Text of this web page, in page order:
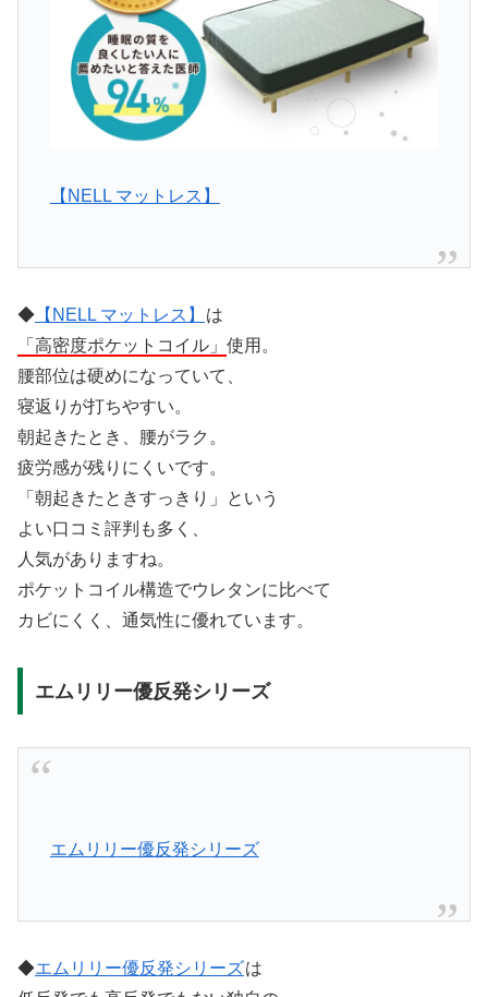
【NELL マットレス】
◆ 【NELL マットレス】
は
「高密度ポケットコイル」 使用。
腰部位は硬めになっていて、
寝返りが打ちやすい。
朝起きたとき、腰がラク。
疲労感が残りにくいです。
「朝起きたときすっきり」という
よい口コミ評判も多く、
人気がありますね。
ポケットコイル構造でウレタンに比べて
カビにくく、通気性に優れています。
エムリリー優反発シリーズ
エムリリー優反発シリーズ
◆エムリリー優反発シリーズは